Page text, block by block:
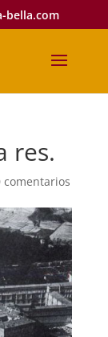
bella.com
res.
comentarios